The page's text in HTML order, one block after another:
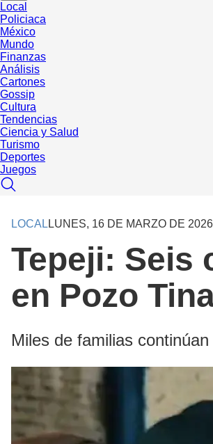
Local
Policiaca
México
Mundo
Finanzas
Análisis
Cartones
Gossip
Cultura
Tendencias
Ciencia y Salud
Turismo
Deportes
Juegos
LOCAL LUNES, 16 DE MARZO DE 2026
Tepeji: Seis
en Pozo
Miles de familias